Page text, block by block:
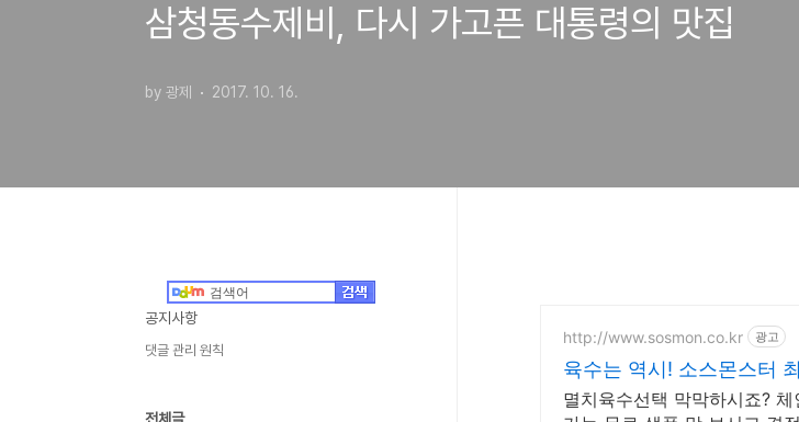
삼청동수제비, 다시 가고픈 대통령의 맛집
by 광제 2017. 10. 16.
http://www.sosmon.co.kr 광고
육수는 역시! 소스몬스터
멸치육수선택 막막하시죠?
공지사항
댓글 관리 원칙